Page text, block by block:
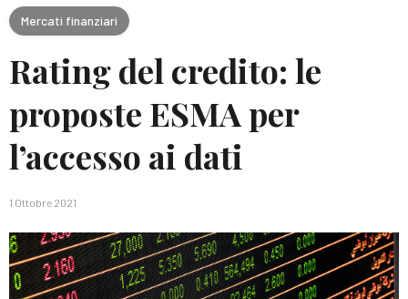
Mercati finanziari
Rating del credito: le
proposte ESMA per
l’accesso ai dati
1 Ottobre 2021